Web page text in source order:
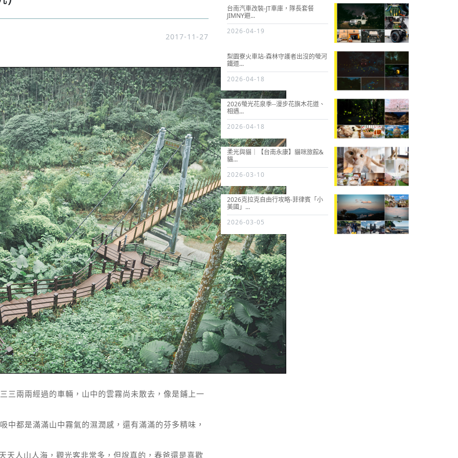
2017-11-27
三兩兩經過的車輛，山中的雲霧尚未散去，像是鋪上一
中都是滿滿山中霧氣的濕潤感，還有滿滿的芬多精味，
天人山人海，觀光客非常多，但說真的，春爸還是喜歡
台南汽車改裝-JT車庫，隊長套餐
JIMNY避...
2026-04-19
梨園寮火車站-森林守護者出沒的螢河
鐵道...
2026-04-18
2026螢光花泉季--漫步花旗木花道、
相遇...
2026-04-18
柔光與貓｜【台南永康】貓咪旅館&
貓...
2026-03-10
2026克拉克自由行攻略-菲律賓「小
美國」...
2026-03-05